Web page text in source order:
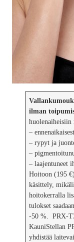
ilman
–
– rypyt ja
–
– laajentuneet
Hoitoon (195
käsittely,
hoitokerralla
tulokset
-50 %. PRX-
KauniStellan
yhdistää